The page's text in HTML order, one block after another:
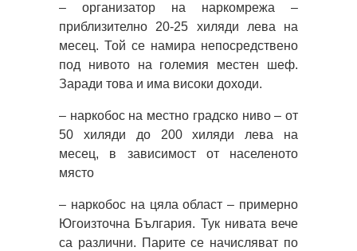
– организатор на наркомрежа –
приблизително 20-25 хиляди лева на
месец. Той се намира непосредствено
под нивото на големия местен шеф.
Заради това и има високи доходи.
– наркобос на местно градско ниво – от
50 хиляди до 200 хиляди лева на
месец, в зависимост от населеното
място
– наркобос на цяла област – примерно
Югоизточна България. Тук нивата вече
са различни. Парите се начисляват по